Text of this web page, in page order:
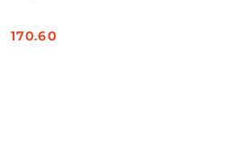
Cena:
170.60